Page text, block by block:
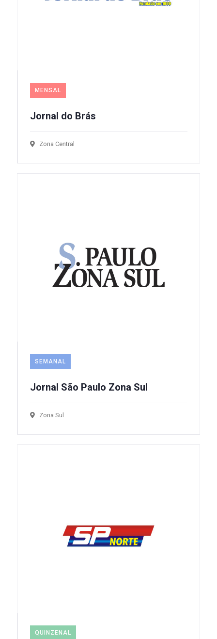
MENSAL
Jornal do Brás
Zona Central
SEMANAL
Jornal São Paulo Zona Sul
Zona Sul
QUINZENAL